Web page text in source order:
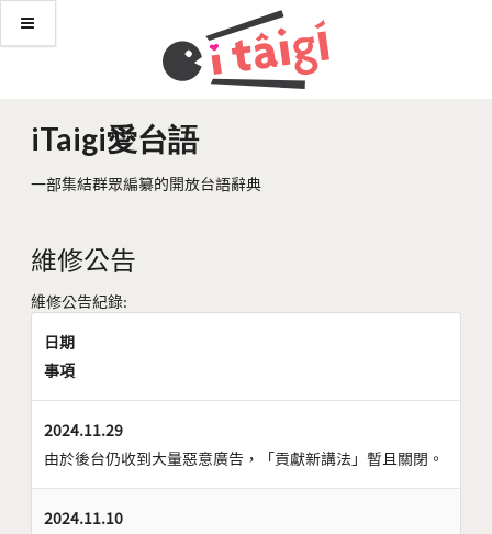
iTaigi愛台語
一部集結群眾編纂的開放台語辭典
維修公告
維修公告紀錄:
日期
事項
2024.11.29
由於後台仍收到大量惡意廣告，「貢獻新講法」暫且關閉。
2024.11.10